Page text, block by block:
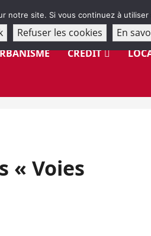
CRÉDIT
« Voies
notre site. Si vous continuez à
Refuser les cookies En